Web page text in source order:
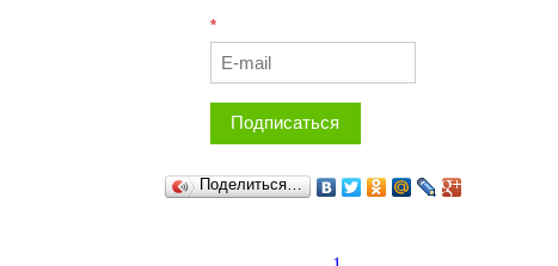
*
Подписаться
Поделиться…